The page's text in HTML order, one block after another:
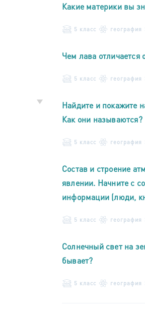
Какие материки вы
5 класс география
Чем лава отличается
5 класс география
Найдите и покажите
Как они называются?
5 класс география
Состав и строение
явлении. Начните с
информации (люди,
5 класс география
Солнечный свет на
бывает?
5 класс география